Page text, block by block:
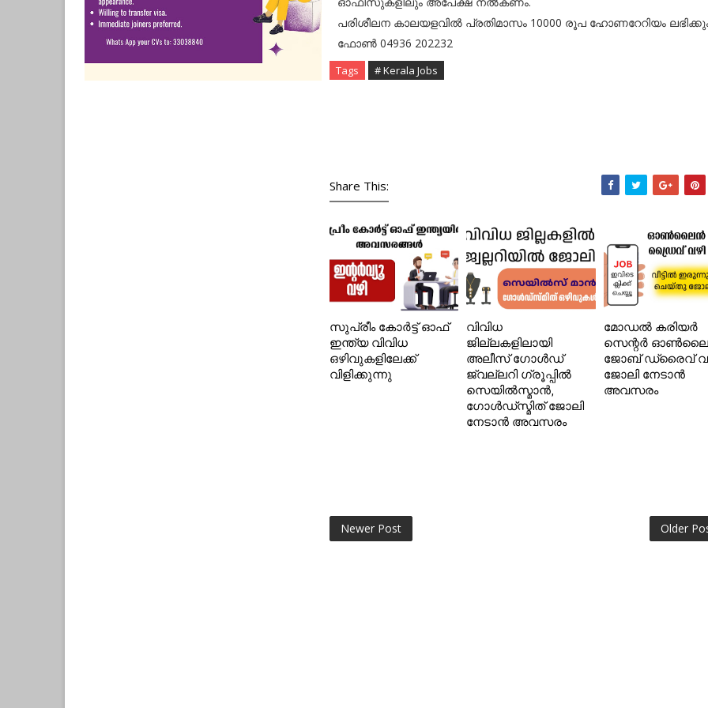
പരിശീലന കാലയളവില്‍ പ്രതിമാസം 10000 രൂപ ഹോണറേറിയം
ഫോണ്‍ 04936 202232
Tags # Kerala Jobs
Share This:
സുപ്രീം കോർട്ട് ഓഫ്
ഇന്ത്യ വിവിധ
ഒഴിവുകളിലേക്ക്
വിളിക്കുന്നു
വിവിധ
ജില്ലകളിലായി
അലീസ് ഗോൾഡ്
ജ്വല്ലറി ഗ്രൂപ്പിൽ
സെയിൽസ്മാൻ,
ഗോൾഡ്‌സ്മിത് ജോലി
നേടാൻ അവസരം
മോഡൽ കരിയർ
സെന്റർ
ജോബ് ഡ്രൈവ്
ജോലി നേടാൻ
അവസരം
Newer Post Older